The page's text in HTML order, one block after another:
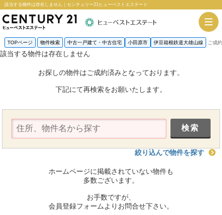
該当する物件は存在しません｜センチュリー21ヒューベストエステート
TOPページ 物件検索 中古一戸建て・中古住宅 小田原市 伊豆箱根鉄道大雄山線 ご成
該当する物件は存在しません
お探しの物件はご成約済みとなっております。
下記にて再検索をお願いたします。
絞り込んで物件を探す
ホームページに掲載されていない物件も
多数ございます。
お手数ですが、
会員登録フォームよりお問合せ下さい。